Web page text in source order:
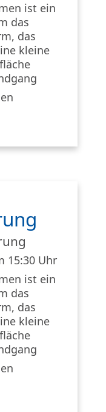
ist ein
das
das
kleine
15:30 Uhr
ist ein
das
das
kleine